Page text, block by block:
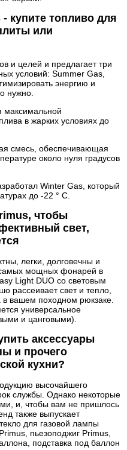
купите топливо для
или
и целей и предлагает три
условий: Summer Gas,
энергию и
нужно.
максимальной
в жарких условиях до
смесь, обеспечивающая
около нуля градусов
Winter Gas, который
до -22 ° C.
чтобы
свет,
легки, долговечны и
мощных фонарей в
Light DUO со световым
рассеивает свет и тепло,
вашем походном рюкзаке.
универсальное
и цанговыми).
аксессуары
и прочего
кухни?
высочайшего
службы. Однако некоторые
и, чтобы вам не пришлось
также выпускает
для газовой лампы
пьезоподжиг Primus,
подставка под баллон